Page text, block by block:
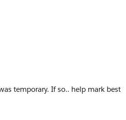
temporary. If so.. help mark best